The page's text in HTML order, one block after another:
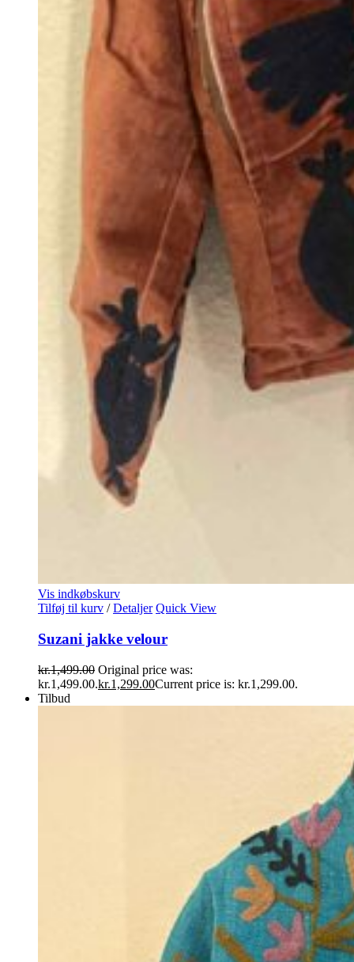
Vis indkøbskurv
Tilføj til kurv / Detaljer Quick View
Suzani jakke velour
kr.1,499.00 Original price was:
kr.1,499.00.kr.1,299.00Current price is: kr.1,299.00.
Tilbud